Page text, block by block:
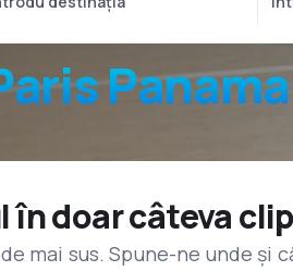
Panama
în doar câteva
mai sus. Spune-ne unde și